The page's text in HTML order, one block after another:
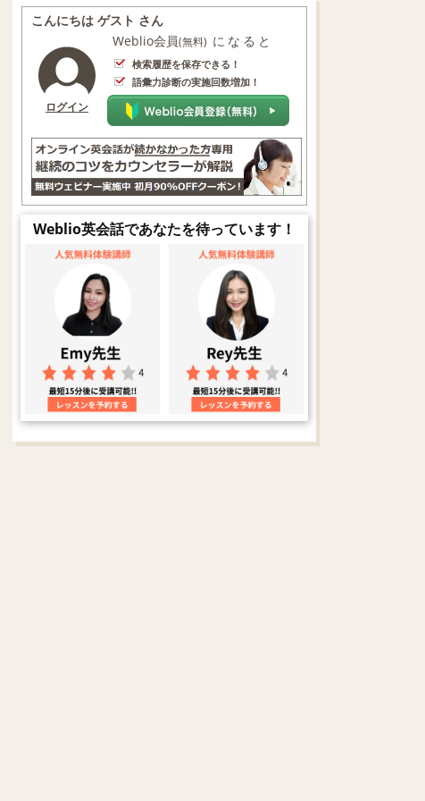
こんにちは ゲスト さん
ログイン
Weblio会員(無料) になると
検索履歴を保存できる！
語彙力診断の実施回数増加！
Weblio英会話であなたを待っています！